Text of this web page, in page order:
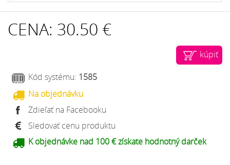
CENA: 30.50 €
kúpiť
Kód systému: 1585
Na objednávku
Zdieľať na Facebooku
Sledovať cenu produktu
K objednávke nad 100 € získate hodnotný darček